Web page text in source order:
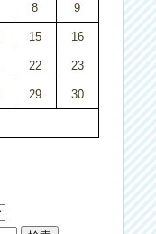
8 9
15 16
22 23
29 30